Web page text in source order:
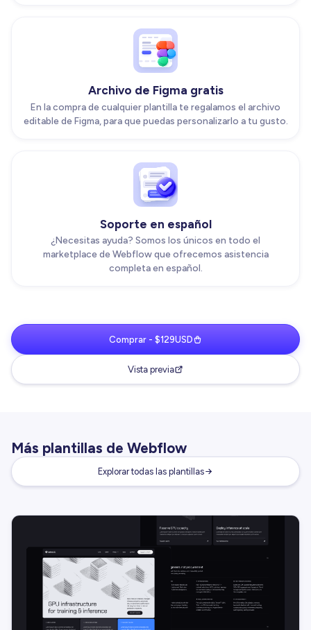
Archivo de Figma gratis
En la compra de cualquier plantilla te regalamos el archivo
editable de Figma, para que puedas personalizarlo a tu gusto.
Soporte en español
¿Necesitas ayuda? Somos los únicos en todo el
marketplace de Webflow que ofrecemos asistencia
completa en español.
Comprar - $129USD
Vista previa
Más plantillas de Webflow
Explorar todas las plantillas